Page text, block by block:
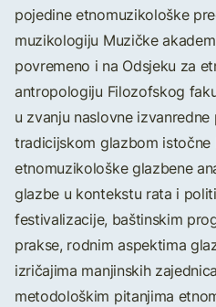
pojedine etnomuzikološke
muzikologiju Muzičke
povremeno i na Odsjeku za
antropologiju Filozofskog
u zvanju naslovne
tradicijskom glazbom istočne
etnomuzikološke glazbene
glazbe u kontekstu rata i
festivalizacije, baštinskim
prakse, rodnim aspektima
izričajima manjinskih
metodološkim pitanjima